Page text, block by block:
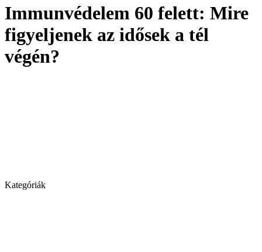
Immunvédelem 60 felett: Mire
figyeljenek az idősek a tél
végén?
Kategóriák